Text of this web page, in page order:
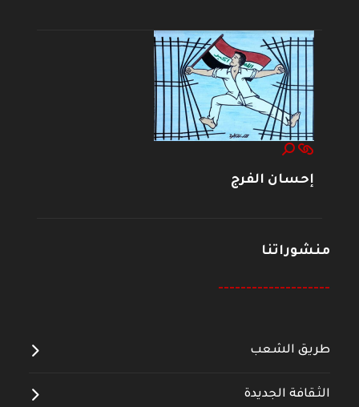
إحسان الفرج
منشوراتنا
--------------------
طريق الشعب
الثقافة الجديدة